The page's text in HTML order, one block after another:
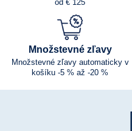
od € 125
Množstevné zľavy
Množstevné zľavy automaticky v
košíku -5 % až -20 %